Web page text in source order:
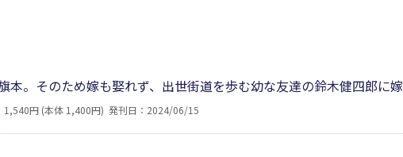
本。そのため嫁も娶れず、出世街道を歩む幼な友達の鈴木健四郎に
と日々を送っていた。そんな時、健四郎の口利きで突如、下役なが
うとする健四郎の策略だった。果たして信之助の運命は──。不義
1,540円 (本体 1,400円) 発刊日：2024/06/15